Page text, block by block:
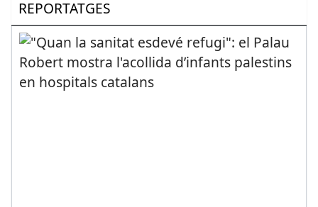
REPORTATGES